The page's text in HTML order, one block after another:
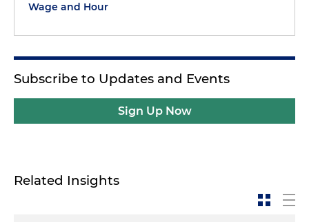
Wage and Hour
Subscribe to Updates and Events
Sign Up Now
Related Insights